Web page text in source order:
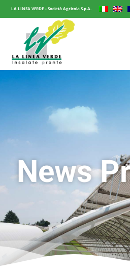
LA LINEA VERDE – Società Agricola S.p.A.
News